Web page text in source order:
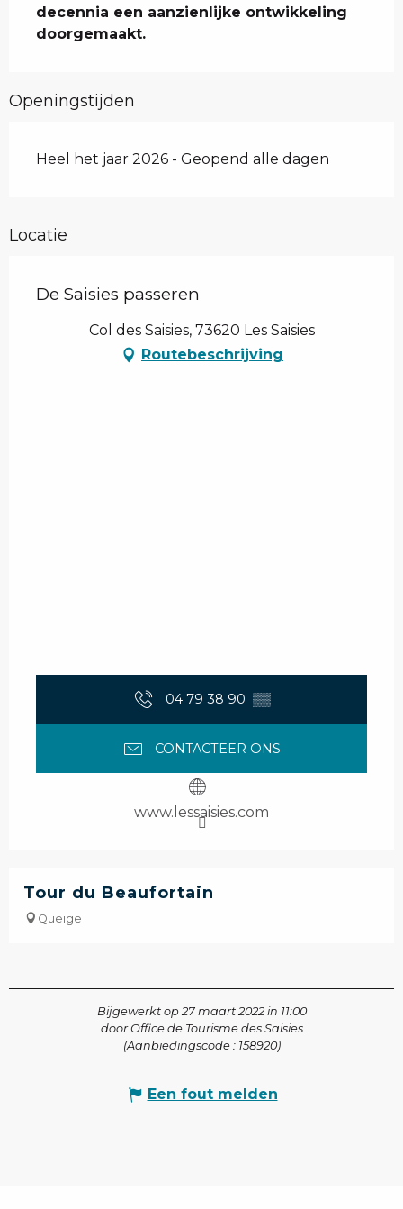
decennia een aanzienlijke ontwikkeling
doorgemaakt.
Openingstijden
Heel het jaar 2026 - Geopend alle dagen
Locatie
De Saisies passeren
Col des Saisies, 73620 Les Saisies
Routebeschrijving
04 79 38 90 ▒▒
CONTACTEER ONS
www.lessaisies.com
Tour du Beaufortain
Queige
Bijgewerkt op 27 maart 2022 in 11:00
door Office de Tourisme des Saisies
(Aanbiedingscode : 158920)
Een fout melden